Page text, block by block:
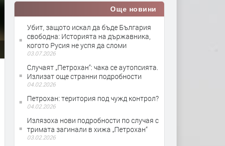
Още новини
Убит, защото искал да бъде България
свободна: Историята на държавника,
когото Русия не успя да сломи
03.07.2026
Случаят „Петрохан“: чака се аутопсията.
Излизат още странни подробности
04.02.2026
Петрохан: територия под чужд контрол?
04.02.2026
Излязоха нови подробности по случая с
тримата загинали в хижа „Петрохан“
03.02.2026